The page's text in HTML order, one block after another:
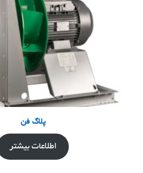
پلاگ فن
اطلاعات بیشتر